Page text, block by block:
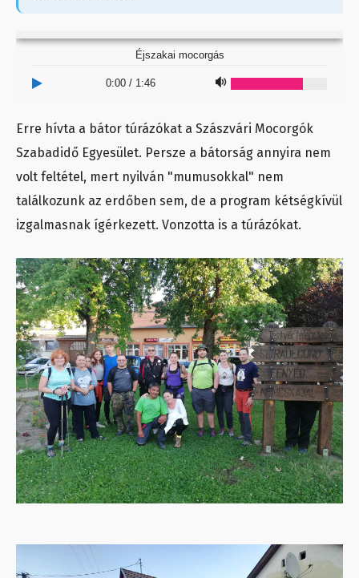
0:00 / 1:46
Éjszakai mocorgás
Erre hívta a bátor túrázókat a Szászvári Mocorgók
Szabadidő Egyesület. Persze a bátorság annyira nem
volt feltétel, mert nyilván "mumusokkal" nem
találkozunk az erdőben sem, de a program kétségkívül
izgalmasnak ígérkezett. Vonzotta is a túrázókat.